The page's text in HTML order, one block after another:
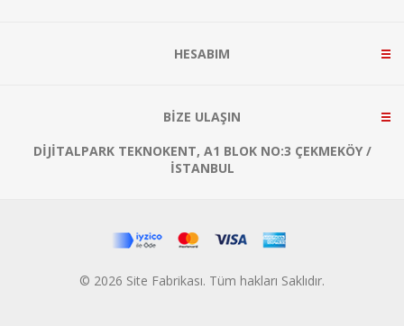
HESABIM
BIZE ULAŞIN
DIJITALPARK TEKNOKENT, A1 BLOK NO:3 ÇEKMEKÖY /
İSTANBUL
© 2026 Site Fabrikası. Tüm hakları Saklıdır.